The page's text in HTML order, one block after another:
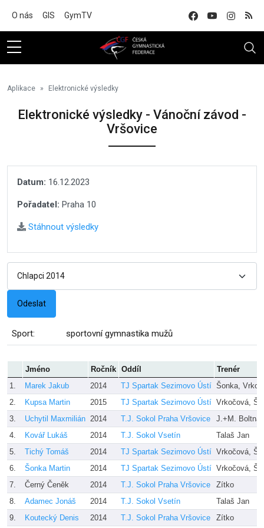
O nás GIS GymTV
Aplikace Elektronické výsledky
Elektronické výsledky - Vánoční závod -
Vršovice
Datum: 16.12.2023
Pořadatel: Praha 10
Stáhnout výsledky
Sport: sportovní gymnastika mužů
Jméno Ročník Oddíl
Trenér
1.
Marek Jakub 2014 TJ Spartak Sezimovo Ústí Šonka,
2.
Kupsa Martin 2015 TJ Spartak Sezimovo Ústí Vrkočová,
3.
Uchytil Maxmilián 2014 T.J. Sokol Praha Vršovice
J.+M. Boltnar
4.
Kovář Lukáš 2014 T.J. Sokol Vsetín
Talaš Jan
5.
Tichý Tomáš 2014 TJ Spartak Sezimovo Ústí Vrkočová,
6.
Šonka Martin 2014 TJ Spartak Sezimovo Ústí Vrkočová,
7.
Černý Čeněk 2014 T.J. Sokol Praha Vršovice
Zítko
8.
Adamec Jonáš 2014 T.J. Sokol Vsetín
Talaš Jan
9.
Koutecký Denis 2014 T.J. Sokol Praha Vršovice Zítko